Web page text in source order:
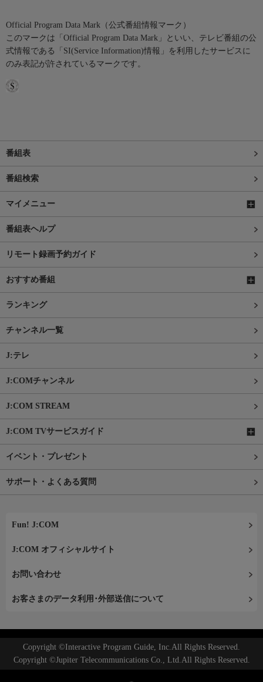
Official Program Data Mark（公式番組情報マーク）
このマークは「Official Program Data Mark」といい、テレビ番組の公
式情報である「SI(Service Information)情報」を利用したサービスに
のみ表記が許されているマークです。
番組表
番組検索
マイメニュー
番組表ヘルプ
リモート録画予約ガイド
おすすめ番組
ランキング
チャンネル一覧
J:テレ
J:COMチャンネル
J:COM STREAM
J:COM TVサービスガイド
イベント・プレゼント
サポート・よくある質問
Fun! J:COM
J:COM オフィシャルサイト
お問い合わせ
お客さまのデータ利用･外部送信について
Copyright ©Interactive Program Guide, Inc.All Rights Reserved.
Copyright ©Jupiter Telecommunications Co., Ltd.All Rights Reserved.